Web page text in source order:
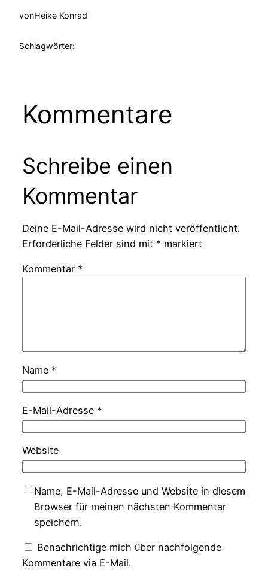
vonHeike Konrad
Schlagwörter:
Kommentare
Schreibe einen
Kommentar
Deine E-Mail-Adresse wird nicht veröffentlicht.
Erforderliche Felder sind mit * markiert
Kommentar *
Name *
E-Mail-Adresse *
Website
Name, E-Mail-Adresse und Website in diesem
Browser für meinen nächsten Kommentar
speichern.
Benachrichtige mich über nachfolgende
Kommentare via E-Mail.